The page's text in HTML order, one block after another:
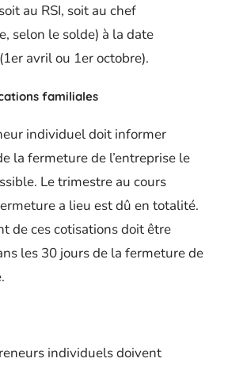
au RSI, soit au chef
selon le solde) à la date
avril ou 1er octobre).
familiales
individuel doit informer
la fermeture de l’entreprise le
Le trimestre au cours
a lieu est dû en totalité.
de ces cotisations doit être
les 30 jours de la fermeture de
individuels doivent